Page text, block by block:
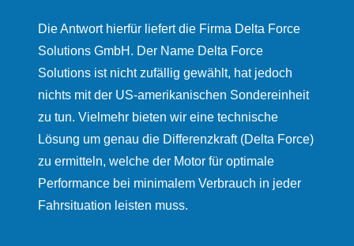
Die Antwort hierfür liefert die Firma Delta Force
Solutions GmbH. Der Name Delta Force
Solutions ist nicht zufällig gewählt, hat jedoch
nichts mit der US-amerikanischen Sondereinheit
zu tun. Vielmehr bieten wir eine technische
Lösung um genau die Differenzkraft (Delta Force)
zu ermitteln, welche der Motor für optimale
Performance bei minimalem Verbrauch in jeder
Fahrsituation leisten muss.